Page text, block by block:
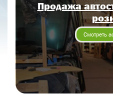
Продажа
Смотреть
Отправить
Отправить